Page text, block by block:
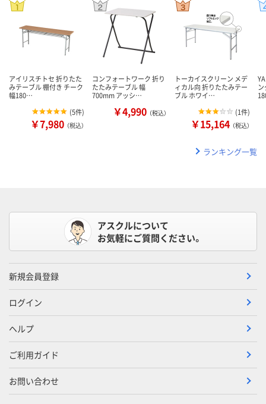
アイリスチトセ 折りたた
みテーブル 棚付き チーク
幅180…
(5件)
￥7,980 （税込）
コンフォートワーク 折り
たたみテーブル 幅
700mm アッシ…
￥4,990 （税込）
トーカイスクリーン メデ
ィカル向 折りたたみテー
ブル ホワイ…
(1件)
￥15,164 （税込）
ランキング一覧
アスクルについて
お気軽にご質問ください。
新規会員登録
ログイン
ヘルプ
ご利用ガイド
お問い合わせ